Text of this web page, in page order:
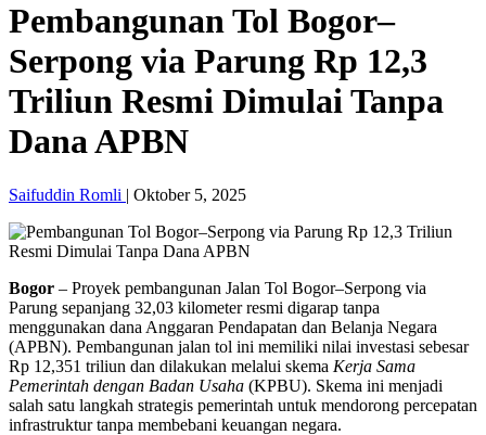
Pembangunan Tol Bogor–
Serpong via Parung Rp 12,3
Triliun Resmi Dimulai Tanpa
Dana APBN
Saifuddin Romli | Oktober 5, 2025
Bogor – Proyek pembangunan Jalan Tol Bogor–Serpong via
Parung sepanjang 32,03 kilometer resmi digarap tanpa
menggunakan dana Anggaran Pendapatan dan Belanja Negara
(APBN). Pembangunan jalan tol ini memiliki nilai investasi sebesar
Rp 12,351 triliun dan dilakukan melalui skema Kerja Sama
Pemerintah dengan Badan Usaha (KPBU). Skema ini menjadi
salah satu langkah strategis pemerintah untuk mendorong percepatan
infrastruktur tanpa membebani keuangan negara.